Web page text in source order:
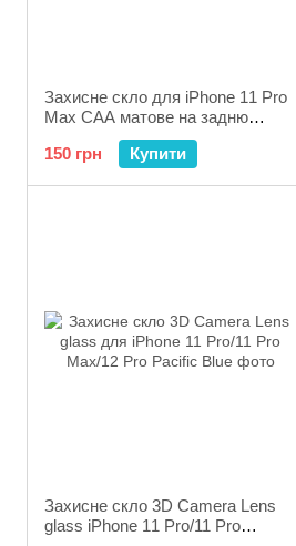
Захисне скло для iPhone 11 Pro
Max CAA матове на задню
панель біле White
150 грн
Купити
Захисне скло 3D Camera Lens
glass iPhone 11 Pro/11 Pro